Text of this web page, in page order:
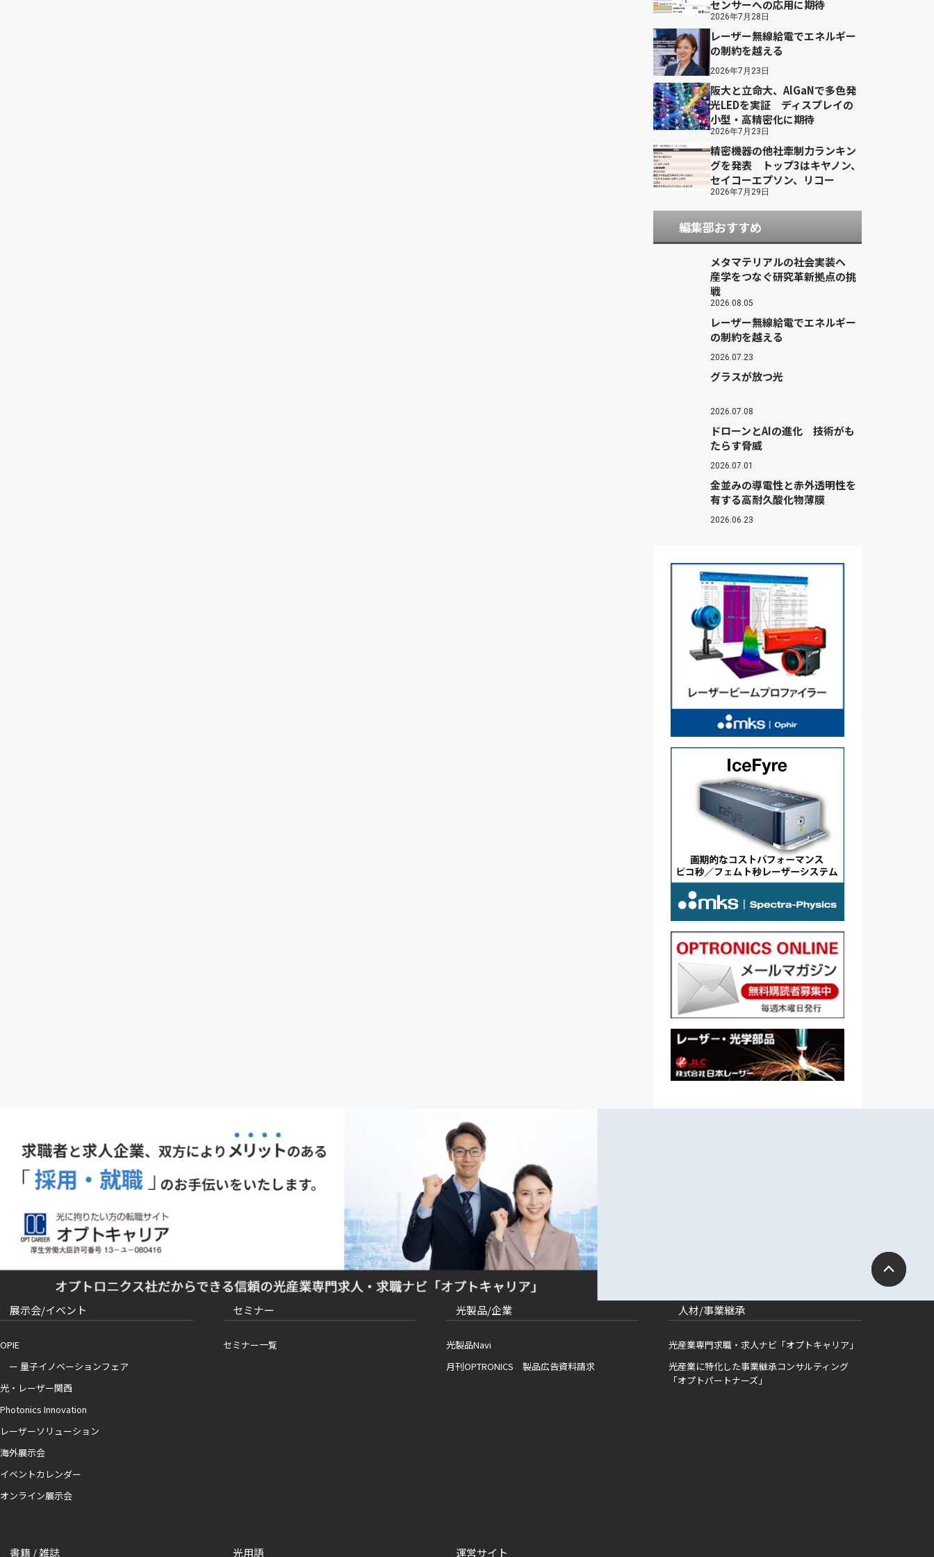
センサーへの応用に期待
2026年7月28日
レーザー無線給電でエネルギー
の制約を越える
2026年7月23日
阪大と立命大、AlGaNで多色発
光LEDを実証 ディスプレイの
小型・高精密化に期待
2026年7月23日
精密機器の他社牽制力ランキン
グを発表 トップ3はキヤノン、
セイコーエプソン、リコー
2026年7月29日
編集部おすすめ
メタマテリアルの社会実装へ
産学をつなぐ研究革新拠点の挑
戦
2026.08.05
レーザー無線給電でエネルギー
の制約を越える
2026.07.23
グラスが放つ光
2026.07.08
ドローンとAIの進化 技術がも
たらす脅威
2026.07.01
金並みの導電性と赤外透明性を
有する高耐久酸化物薄膜
2026.06.23
展示会/イベント
OPIE
ー 量子イノベーションフェア
光・レーザー関西
Photonics Innovation
レーザーソリューション
海外展示会
イベントカレンダー
オンライン展示会
セミナー
セミナー一覧
光製品/企業
光製品Navi
月刊OPTRONICS 製品広告資料請求
人材/事業継承
光産業専門求職・求人ナビ「オプトキャリア」
光産業に特化した事業継承コンサルティング
「オプトパートナーズ」
書籍 / 雑誌 光用語 運営サイト